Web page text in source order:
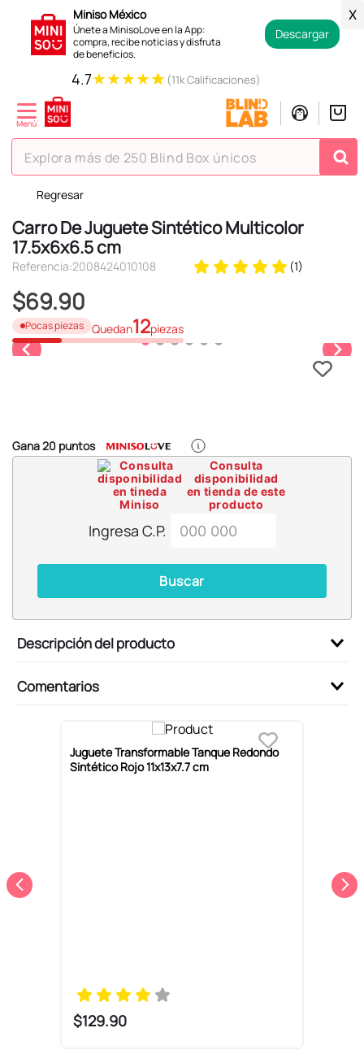
Miniso México
Únete a MinisoLove en la App:
compra, recibe noticias y disfruta
de beneficios.
Descargar
X
4.7★★★★★ (11k Calificaciones)
Explora más de 250 Blind Box únicos
Regresar
Carro De Juguete Sintético Multicolor
17.5x6x6.5 cm
Referencia:2008424010108 (1)
$69.90
Pocas piezas Quedan12piezas
Gana20 puntos
Consulta
disponibilidad
en tienda de este
producto
Ingresa C.P.
Buscar
Descripción del producto
Comentarios
Juguete Transformable Tanque Redondo
Sintético Rojo 11x13x7.7 cm
$129.90
TÉRMINOS MÁS BUSCADOS
1.
hello kitty
2 .
spiderman
4.
osito cariñosito
5.
blind box
9.
chiikawas